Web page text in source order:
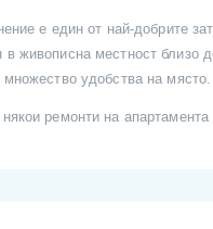
е един от най-добрите
живописна местност близо
удобства на място.
ремонти на апартамента